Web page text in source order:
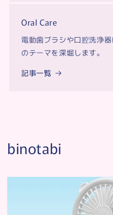
Oral Care
電動歯ブラシや口腔洗浄
のテーマを深堀します。
記事一覧
binotabi